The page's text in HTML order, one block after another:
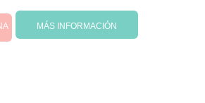
MÁS INFORMACIÓN